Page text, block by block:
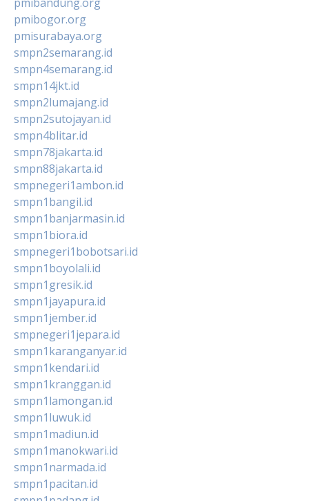
pmibogor.org
pmisurabaya.org
smpn2semarang.id
smpn4semarang.id
smpn14jkt.id
smpn2lumajang.id
smpn2sutojayan.id
smpn4blitar.id
smpn78jakarta.id
smpn88jakarta.id
smpnegeri1ambon.id
smpn1bangil.id
smpn1banjarmasin.id
smpn1biora.id
smpnegeri1bobotsari.id
smpn1boyolali.id
smpn1gresik.id
smpn1jayapura.id
smpn1jember.id
smpnegeri1jepara.id
smpn1karanganyar.id
smpn1kendari.id
smpn1kranggan.id
smpn1lamongan.id
smpn1luwuk.id
smpn1madiun.id
smpn1manokwari.id
smpn1narmada.id
smpn1pacitan.id